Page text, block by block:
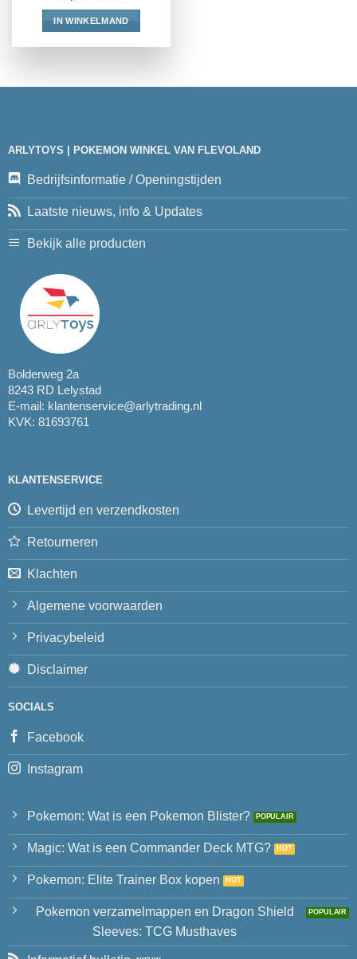
IN WINKELMAND
ARLYTOYS | POKEMON WINKEL VAN FLEVOLAND
Bedrijfsinformatie / Openingstijden
Laatste nieuws, info & Updates
Bekijk alle producten
Bolderweg 2a
8243 RD Lelystad
E-mail: klantenservice@arlytrading.nl
KVK: 81693761
KLANTENSERVICE
Levertijd en verzendkosten
Retourneren
Klachten
Algemene voorwaarden
Privacybeleid
Disclaimer
SOCIALS
Facebook
Instagram
Pokemon: Wat is een Pokemon Blister?
Magic: Wat is een Commander Deck MTG?
Pokemon: Elite Trainer Box kopen
Pokemon verzamelmappen en Dragon Shield
Sleeves: TCG Musthaves